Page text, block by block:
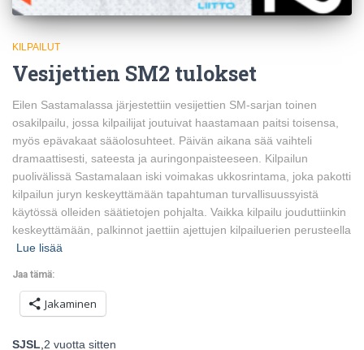
KILPAILUT
Vesijettien SM2 tulokset
Eilen Sastamalassa järjestettiin vesijettien SM-sarjan toinen
osakilpailu, jossa kilpailijat joutuivat haastamaan paitsi toisensa,
myös epävakaat sääolosuhteet. Päivän aikana sää vaihteli
dramaattisesti, sateesta ja auringonpaisteeseen. Kilpailun
puolivälissä Sastamalaan iski voimakas ukkosrintama, joka pakotti
kilpailun juryn keskeyttämään tapahtuman turvallisuussyistä
käytössä olleiden säätietojen pohjalta. Vaikka kilpailu jouduttiinkin
keskeyttämään, palkinnot jaettiin ajettujen kilpailuerien perusteella
Lue lisää
Jaa tämä:
Jakaminen
SJSL 2 vuotta sitten